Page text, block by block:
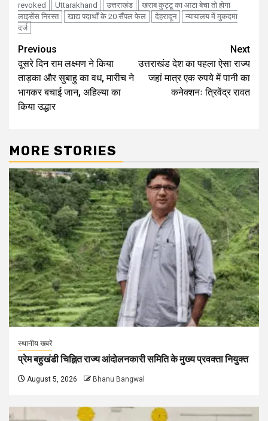
revoked
Uttarakhand उत्तराखंड
खराब कुट्टू का आटा बेचा तो होगा
लाइसेंस निरस्त
खाद्य पदार्थों के 20 सैंपल फेल देहरादून
न्यायालय में मुकदमा
दर्ज
Continue
Reading
Previous
दूसरे दिन राम लक्ष्मण ने किया
ताड़का और सुबाहु का वध, मारीच ने
भागकर बचाई जान, अहिल्या का
किया उद्धार
Next
उत्तराखंड देश का पहला ऐसा राज्य
जहां मात्र एक रुपये में पानी का
कनेक्शनः त्रिवेंद्र रावत
MORE STORIES
स्थानीय खबरें
प्रेम बहुखंडी चिह्नित राज्य आंदोलनकारी समिति के मुख्य प्रवक्ता नियुक्त
August 5, 2026 Bhanu Bangwal